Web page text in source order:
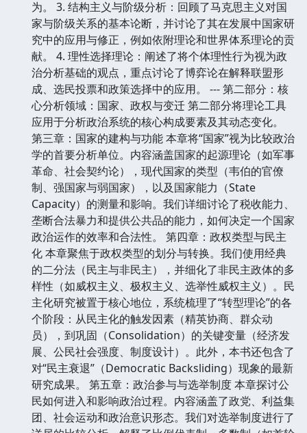
为。 3. 结构主义与阶级分析：回顾了马克思主义对国
家与阶级关系的基本论断，并讨论了其在发展中国家研
究中的应用与修正，例如依附理论和世界体系理论的贡
献。 4. 理性选择理论：阐述了将个体理性行为视为政
治分析基础的观点，重点讨论了博弈论在解释联盟形
成、选民投票和政策选择中的应用。 --- 第二部分：核
心分析领域：国家、政权与变迁 第二部分将理论工具
应用于分析政治系统的核心构成要素及其动态变化。
第三章：国家的建构与功能 本章将“国家”视为比较政治
学的首要分析单位。内容涵盖国家的起源理论（如军事
革命、社会契约论），现代国家的类型（韦伯的官僚
制、强国家与弱国家），以及国家能力（State
Capacity）的测量和影响。我们详细讨论了税收能力、
垄断合法暴力和提供公共品的能力，如何决定一个国家
政治运作的效率和合法性。 第四章：政权类型与民主
化 本章聚焦于政权类型的划分与转换。我们使用经典
的二分法（民主与非民主），并细化了非民主政体的多
样性（如威权主义、极权主义、选举性威权主义）。民
主化研究被置于核心地位，系统梳理了“转型理论”的各
个阶段：从民主化的触发因素（精英协商、群众动
员），到巩固（Consolidation）的关键变量（经济发
展、公民社会强度、制度设计）。此外，本书还包含了
对“民主衰退”（Democratic Backsliding）现象的最新
研究成果。 第五章：政治参与与选举制度 本章探讨公
民如何进入和影响政治过程。内容涵盖了政党、利益集
团、社会运动和政治意识形态。我们对选举制度进行了